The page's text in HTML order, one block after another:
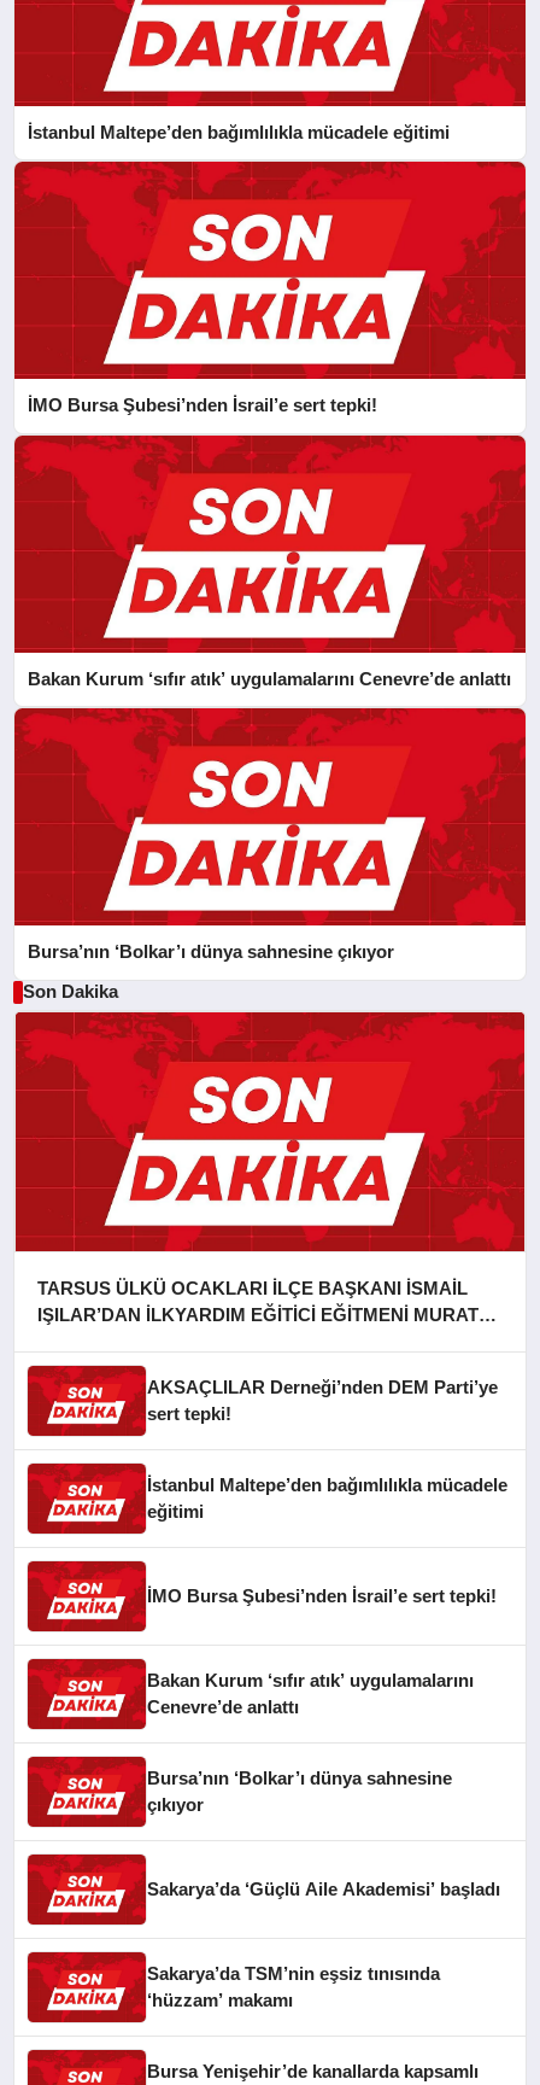
İstanbul Maltepe’den bağımlılıkla mücadele eğitimi
İMO Bursa Şubesi’nden İsrail’e sert tepki!
Bakan Kurum ‘sıfır atık’ uygulamalarını Cenevre’de anlattı
Bursa’nın ‘Bolkar’ı dünya sahnesine çıkıyor
Son Dakika
TARSUS ÜLKÜ OCAKLARI İLÇE BAŞKANI İSMAİL
IŞILAR’DAN İLKYARDIM EĞİTİCİ EĞİTMENİ MURAT
AKSAÇLILAR Derneği’nden DEM Parti’ye
sert tepki!
İstanbul Maltepe’den bağımlılıkla mücadele
eğitimi
İMO Bursa Şubesi’nden İsrail’e sert tepki!
Bakan Kurum ‘sıfır atık’ uygulamalarını
Cenevre’de anlattı
Bursa’nın ‘Bolkar’ı dünya sahnesine
çıkıyor
Sakarya’da ‘Güçlü Aile Akademisi’ başladı
Sakarya’da TSM’nin eşsiz tınısında
‘hüzzam’ makamı
Bursa Yenişehir’de kanallarda kapsamlı